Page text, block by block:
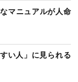
マニュアルが人命
い人」に見られる